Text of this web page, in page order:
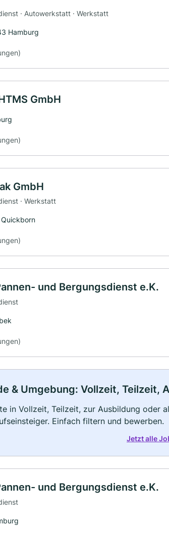
· Autowerkstatt · Werkstatt
Hamburg
GmbH
GmbH
· Werkstatt
und Bergungsdienst e.K.
& Umgebung: Vollzeit, Teilzeit,
in Vollzeit, Teilzeit, zur Ausbildung oder
Einfach filtern und bewerben.
Jetzt alle
und Bergungsdienst e.K.